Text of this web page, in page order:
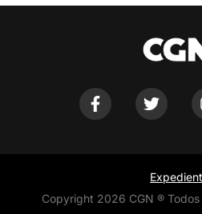
Copyright 2026 CGN ®